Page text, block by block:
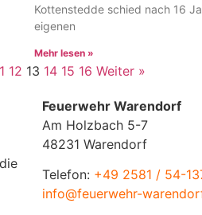
Kottenstedde schied nach 16
eigenen
Mehr lesen »
12 13 14 15 16 Weiter »
Feuerwehr Warendorf
Am Holzbach 5-7
48231 Warendorf
Telefon: +49 2581 / 54-
info@feuerwehr-